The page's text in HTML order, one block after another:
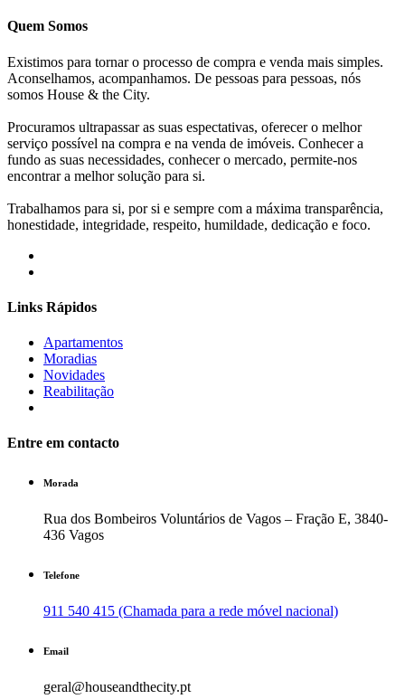
Quem Somos
Existimos para tornar o processo de compra e venda mais simples.
Aconselhamos, acompanhamos. De pessoas para pessoas, nós
somos House & the City.
Procuramos ultrapassar as suas espectativas, oferecer o melhor
serviço possível na compra e na venda de imóveis. Conhecer a
fundo as suas necessidades, conhecer o mercado, permite-nos
encontrar a melhor solução para si.
Trabalhamos para si, por si e sempre com a máxima transparência,
honestidade, integridade, respeito, humildade, dedicação e foco.
Links Rápidos
Apartamentos
Moradias
Novidades
Reabilitação
Entre em contacto
Morada
Rua dos Bombeiros Voluntários de Vagos – Fração E, 3840-
436 Vagos
Telefone
911 540 415 (Chamada para a rede móvel nacional)
Email
geral@houseandthecity.pt